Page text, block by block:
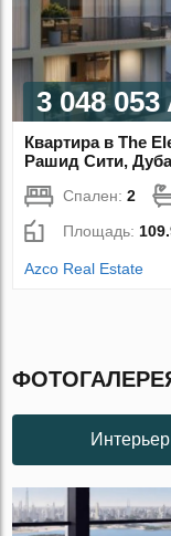
3 048 053
Квартира в The
Рашид Сити,
Спален:2
Площадь:
Azco Real Estate
Интерьер